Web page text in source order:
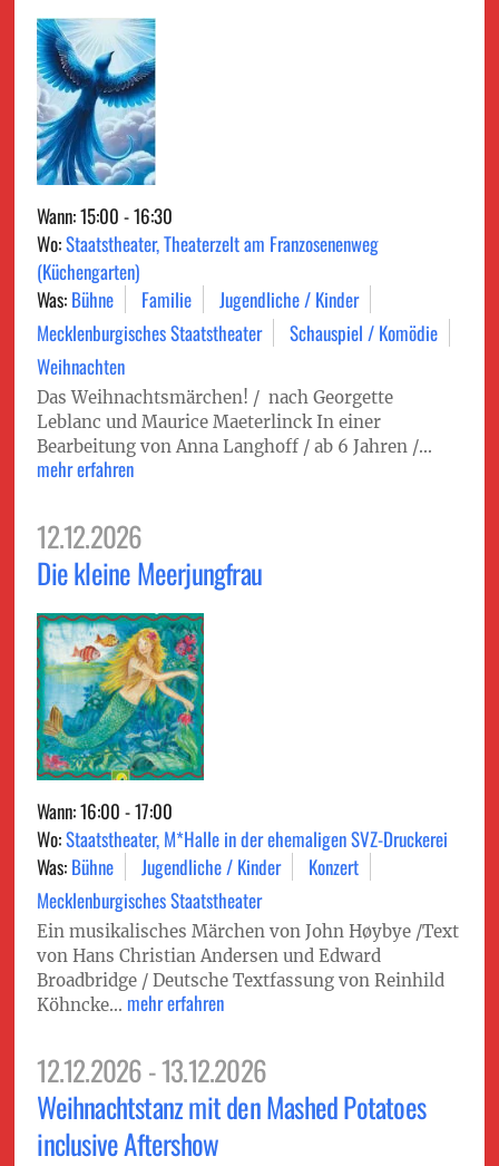
Wann: 15:00 - 16:30
Wo:Staatstheater, Theaterzelt am Franzosenenweg
(Küchengarten)
Was: Bühne Familie
Jugendliche / Kinder
Mecklenburgisches Staatstheater
Schauspiel / Komödie
Weihnachten
Das Weihnachtsmärchen! / nach Georgette
Leblanc und Maurice Maeterlinck In einer
Bearbeitung von Anna Langhoff / ab 6 Jahren /...
mehr erfahren
12.12.2026
Die kleine Meerjungfrau
Wann: 16:00 - 17:00
Wo:Staatstheater, M*Halle in der ehemaligen SVZ-Druckerei
Was: Bühne Jugendliche / Kinder
Konzert
Mecklenburgisches Staatstheater
Ein musikalisches Märchen von John Høybye /Text
von Hans Christian Andersen und Edward
Broadbridge / Deutsche Textfassung von Reinhild
Köhncke... mehr erfahren
12.12.2026 - 13.12.2026
Weihnachtstanz mit den Mashed Potatoes
inclusive Aftershow